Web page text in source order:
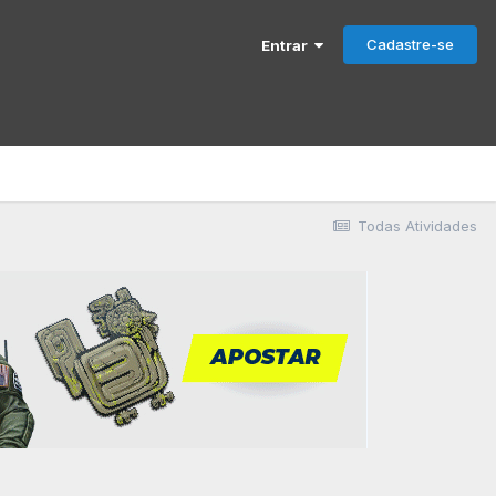
Entrar Cadastre-se
Todas Atividades